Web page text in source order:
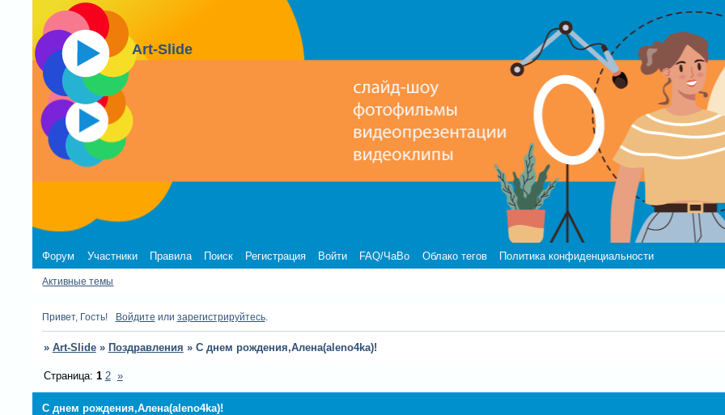
Art-Slide
Форум Участники Правила Поиск Регистрация Войти FAQ/ЧаВо Облако тегов Политика конфиденциальности
Активные темы
Привет, Гость! Войдите или зарегистрируйтесь.
» Art-Slide » Поздравления » С днем рождения,Алена(aleno4ka)!
С днем рождения,Алена(aleno4ka)!
Страница: 1 2 »